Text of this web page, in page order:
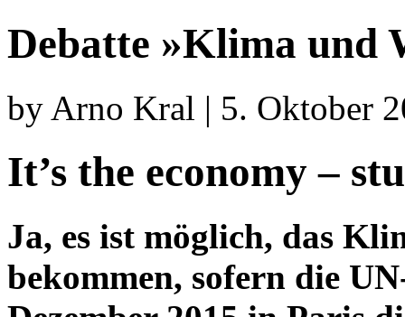
Debatte »Klima und
by Arno Kral | 5. Oktober
It’s the economy –
Ja, es ist möglich, das
bekommen, sofern die